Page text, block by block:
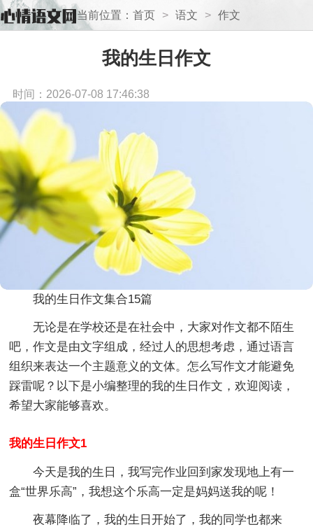
当前位置： 首页 > 语文 > 作文
我的生日作文
时间：2026-07-08 17:46:38
我的生日作文集合15篇
无论是在学校还是在社会中，大家对作文都不陌生
吧，作文是由文字组成，经过人的思想考虑，通过语言
组织来表达一个主题意义的文体。怎么写作文才能避免
踩雷呢？以下是小编整理的我的生日作文，欢迎阅读，
希望大家能够喜欢。
我的生日作文1
今天是我的生日，我写完作业回到家发现地上有一
盒“世界乐高”，我想这个乐高一定是妈妈送我的呢！
夜幕降临了，我的生日开始了，我的同学也都来